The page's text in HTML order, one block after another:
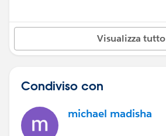
Visualizza tutto
Condiviso con
michael madisha